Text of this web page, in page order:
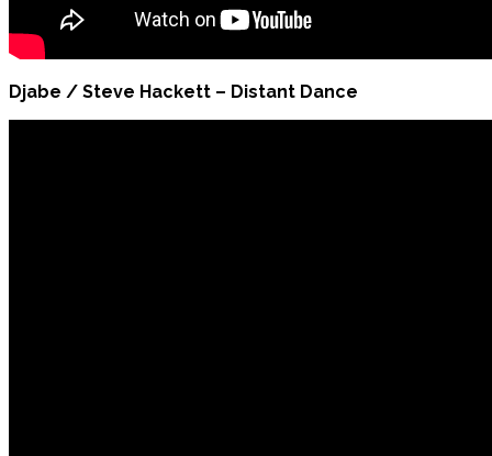
Djabe / Steve Hackett – Distant Dance